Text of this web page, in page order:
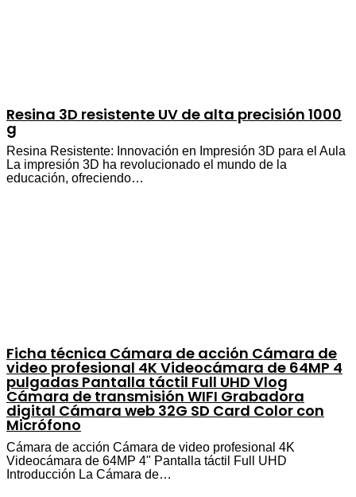
Resina 3D resistente UV de alta precisión 1000
g
Resina Resistente: Innovación en Impresión 3D para el Aula
La impresión 3D ha revolucionado el mundo de la
educación, ofreciendo…
Ficha técnica Cámara de acción Cámara de
video profesional 4K Videocámara de 64MP 4
pulgadas Pantalla táctil Full UHD Vlog
Cámara de transmisión WIFI Grabadora
digital Cámara web 32G SD Card Color con
Micrófono
Cámara de acción Cámara de video profesional 4K
Videocámara de 64MP 4" Pantalla táctil Full UHD
Introducción La Cámara de…